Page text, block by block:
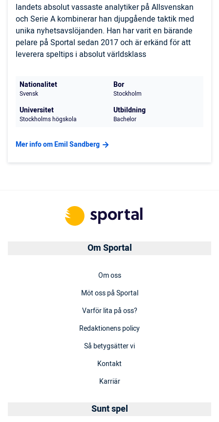
landets absolut vassaste analytiker på Allsvenskan
och Serie A kombinerar han djupgående taktik med
unika nyhetsavslöjanden. Han har varit en bärande
pelare på Sportal sedan 2017 och är erkänd för att
leverera speltips i absolut världsklass
Nationalitet
Svensk
Bor
Stockholm
Universitet
Stockholms högskola
Utbildning
Bachelor
Mer info om Emil Sandberg
Om Sportal
Om oss
Möt oss på Sportal
Varför lita på oss?
Redaktionens policy
Så betygsätter vi
Kontakt
Karriär
Sunt spel